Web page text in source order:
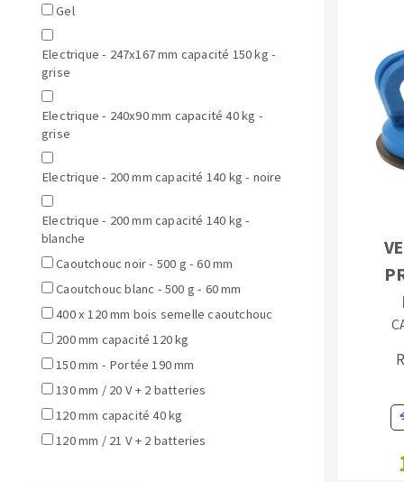
Bandes abrasives
Disques fibre et papier
Feuilles 230 x 280 mm
Cales à poncer et patins
Eponges abrasive
Plateaux supports
DISQUES ABRASIFS
Disques abrasifs agglomérés
Meules d'ébarbage
Disques à
Disque
Feutres à
Gel
Electrique - 247x167 mm capacité 150 kg -
grise
Electrique - 240x90 mm capacité 40 kg -
grise
Electrique - 200 mm capacité 140 kg - noire
Electrique - 200 mm capacité 140 kg -
blanche
Caoutchouc noir - 500 g - 60 mm
Caoutchouc blanc - 500 g - 60 mm
400 x 120 mm bois semelle caoutchouc
200 mm capacité 120 kg
150 mm - Portée 190 mm
130 mm / 20 V + 2 batteries
120 mm capacité 40 kg
120 mm / 21 V + 2 batteries